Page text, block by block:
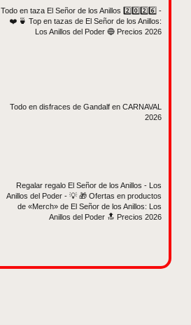
Todo en taza El Señor de los Anillos 2️⃣0️⃣2️⃣6️⃣ -
❤️ 🍵 Top en tazas de El Señor de los Anillos:
Los Anillos del Poder 🔵 Precios 2026
Todo en disfraces de Gandalf en CARNAVAL
2026
Regalar regalo El Señor de los Anillos - Los
Anillos del Poder - 💡 🎁 Ofertas en productos
de «Merch» de El Señor de los Anillos: Los
Anillos del Poder 🔝 Precios 2026